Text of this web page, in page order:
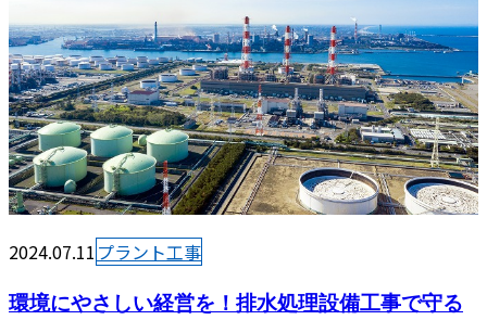
2024.07.11 プラント工事
環境にやさしい経営を！排水処理設備工事で守る